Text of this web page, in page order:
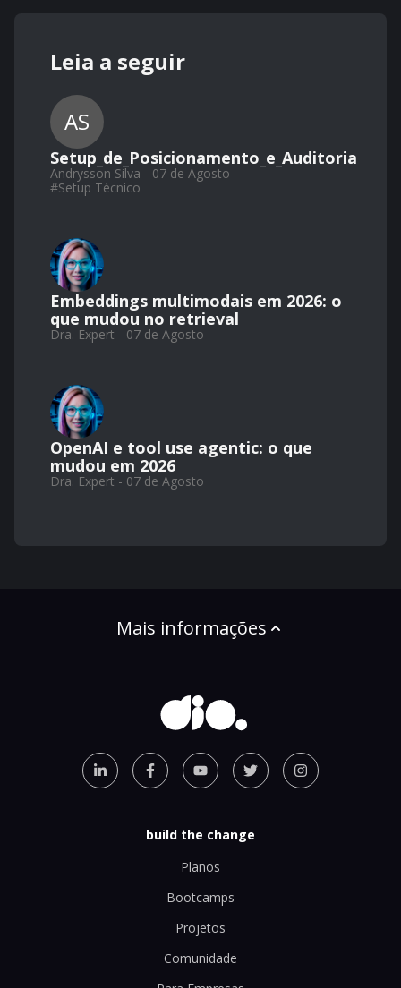
Leia a seguir
AS
Setup_de_Posicionamento_e_Auditoria
Andrysson Silva - 07 de Agosto
#Setup Técnico
Embeddings multimodais em 2026: o
que mudou no retrieval
Dra. Expert - 07 de Agosto
OpenAI e tool use agentic: o que
mudou em 2026
Dra. Expert - 07 de Agosto
Mais informações
build the change
Planos
Bootcamps
Projetos
Comunidade